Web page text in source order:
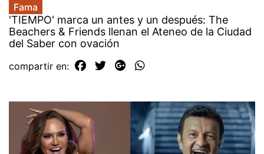
Fama
'TIEMPO' marca un antes y un después: The
Beachers & Friends llenan el Ateneo de la Ciudad
del Saber con ovación
compartir en: